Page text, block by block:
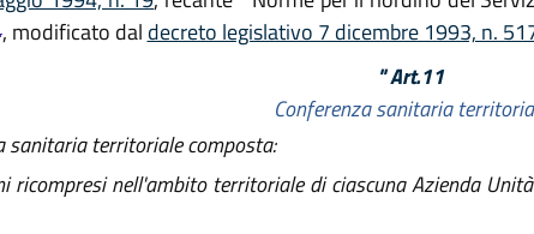
, modificato dal decreto legislativo 7 dicembre 1993, n.
" Art.11
Conferenza sanitaria
territoriale composta:
ricompresi nell'ambito territoriale di ciascuna Azienda